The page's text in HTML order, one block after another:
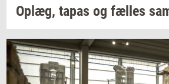
Oplæg, tapas og fæl­les